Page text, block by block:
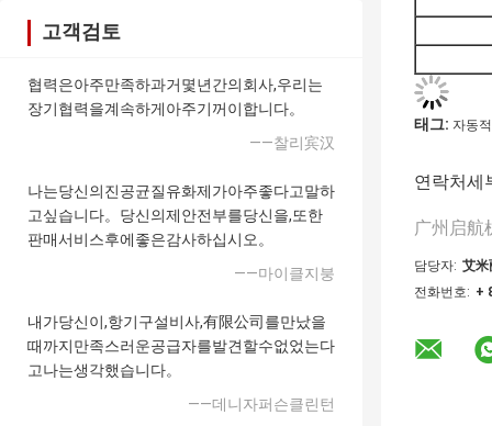
고객검토
협력은아주만족하과거몇년간의회사,우리는
장기협력을계속하게아주기꺼이합니다。
——찰리宾汉
나는당신의진공균질유화제가아주좋다고말하
고싶습니다。당신의제안전부를당신을,또한
판매서비스후에좋은감사하십시오。
——마이클지붕
내가당신이,항기구설비사,有限公司를만났을
때까지만족스러운공급자를발견할수없었는다
고나는생각했습니다。
——데니자퍼슨클린턴
태그: 자동
연락처세
广州启航
담당자: 艾米
전화번호: +